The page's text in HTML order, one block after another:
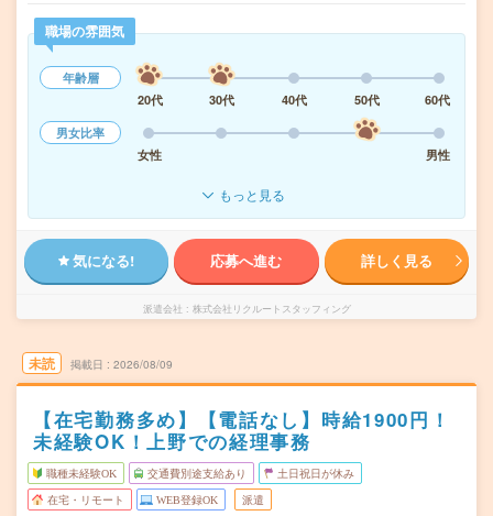
職場の雰囲気
年齢層
20代
30代 40代 50代
60代
男女比率
女性
男性
もっと見る
気になる! 応募へ進む 詳しく見る
派遣会社 株式会社リクルートスタッフィング
未読 掲載日 2026/08/09
【在宅勤務多め】【電話なし】時給1900円！
未経験OK！上野での経理事務
職種未経験OK 交通費別途支給あり 土日祝日が休み
在宅・リモート WEB登録OK 派遣